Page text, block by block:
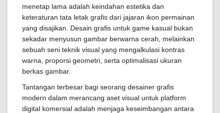
menetap lama adalah keindahan estetika dan
keteraturan tata letak grafis dari jajaran ikon permainan
yang disajikan. Desain grafis untuk game kasual bukan
sekadar menyusun gambar berwarna cerah, melainkan
sebuah seni teknik visual yang mengalkulasi kontras
warna, proporsi geometri, serta optimalisasi ukuran
berkas gambar.
Tantangan terbesar bagi seorang desainer grafis
modern dalam merancang aset visual untuk platform
digital komersial adalah menjaga keseimbangan antara